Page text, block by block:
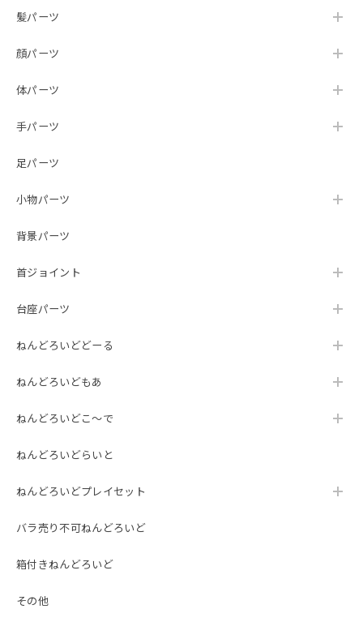
髪パーツ
顔パーツ
体パーツ
手パーツ
足パーツ
小物パーツ
背景パーツ
首ジョイント
台座パーツ
ねんどろいどどーる
ねんどろいどもあ
ねんどろいどこ～で
ねんどろいどらいと
ねんどろいどプレイセット
バラ売り不可ねんどろいど
箱付きねんどろいど
その他